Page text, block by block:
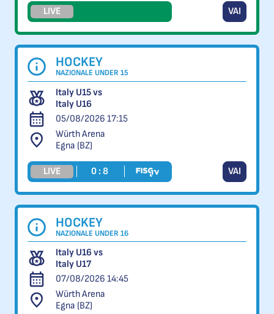
LIVE VAI
HOCKEY
NAZIONALE UNDER 15
Italy U15 vs
Italy U16
05/08/2026 17:15
Würth Arena
Egna (BZ)
LIVE 0 : 8 VAI
HOCKEY
NAZIONALE UNDER 16
Italy U16 vs
Italy U17
07/08/2026 14:45
Würth Arena
Egna (BZ)